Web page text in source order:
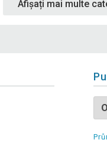
Afișați mai multe